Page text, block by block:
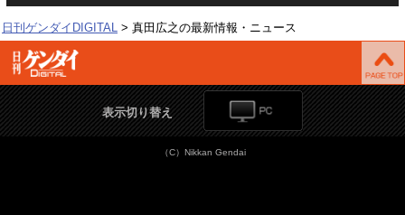
日刊ゲンダイDIGITAL 真田広之の最新情報・ニュース
表示切り替え
（C）Nikkan Gendai